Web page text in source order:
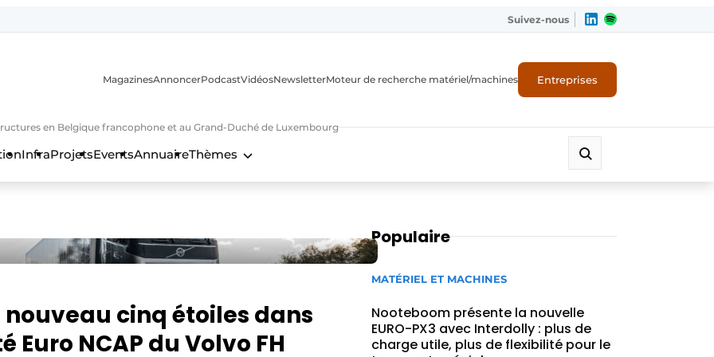
Suivez-nous
en Belgique francophone et au Grand-Duché de Luxembourg
MagazinesAnnoncerPodcastVidéosNewsletterMoteur de recherche matériel/machines Entreprises
InfraProjetsEventsAnnuaireThèmes
cinq étoiles dans
NCAP du Volvo FH
Populaire
MATÉRIEL ET MACHINES
Nooteboom présente la nouvelle
EURO-PX3 avec Interdolly : plus de
charge utile, plus de flexibilité pour le